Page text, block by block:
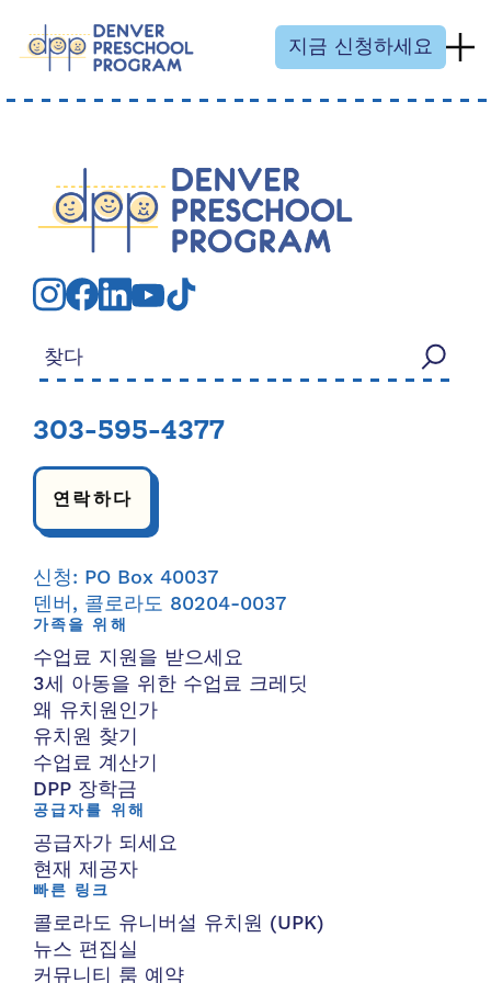
지금 신청하세요
검색:
303-595-4377
연락하다
신청: PO Box 40037
덴버, 콜로라도 80204-0037
가족을 위해
수업료 지원을 받으세요
3세 아동을 위한 수업료 크레딧
왜 유치원인가
유치원 찾기
수업료 계산기
DPP 장학금
공급자를 위해
공급자가 되세요
현재 제공자
빠른 링크
콜로라도 유니버설 유치원 (UPK)
뉴스 편집실
커뮤니티 룸 예약